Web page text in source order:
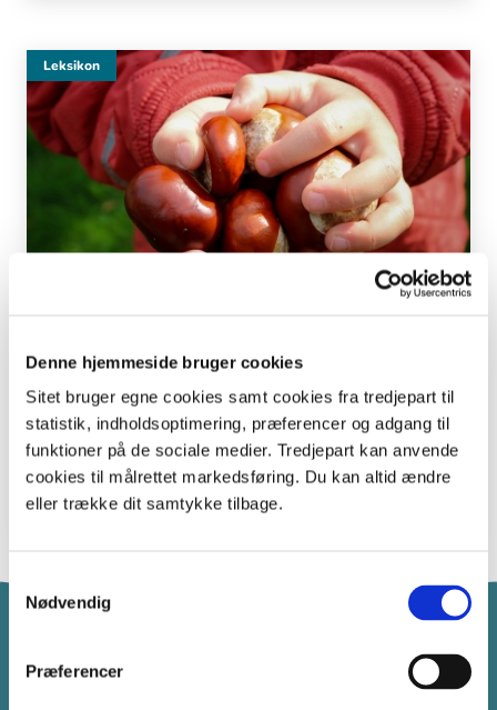
Denne hjemmeside bruger cookies
Sitet bruger egne cookies samt cookies fra tredjepart til
statistik, indholdsoptimering, præferencer og adgang til
funktioner på de sociale medier. Tredjepart kan anvende
cookies til målrettet markedsføring. Du kan altid ændre
eller trække dit samtykke tilbage.
Samtykkevalg
Nødvendig
Præferencer
Danmark i tal
Her kan du finde de højeste bakker, de længste åer og de
største skove i Danmark.
Leksikon
Havet i Skolen